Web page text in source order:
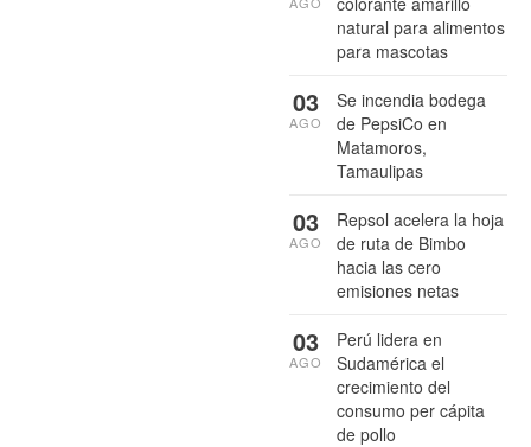
natural para alimentos
para mascotas
Se incendia bodega
de PepsiCo en
Matamoros,
Tamaulipas
03
AGO
Repsol acelera la hoja
de ruta de Bimbo
hacia las cero
emisiones netas
03
AGO
Perú lidera en
Sudamérica el
crecimiento del
consumo per cápita
de pollo
03
AGO